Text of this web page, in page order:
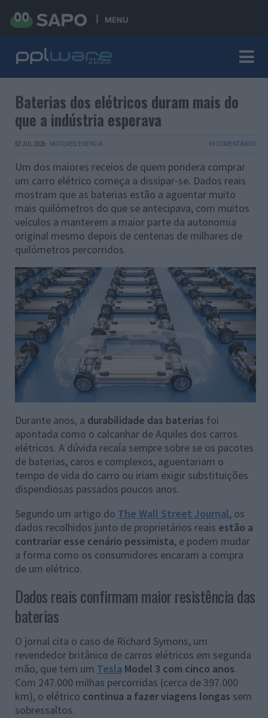
MENU
Baterias dos elétricos duram mais do
que a indústria esperava
07 JUL 2026 · MOTORES/ENERGIA 69 COMENTÁRIOS
Um dos maiores receios de quem pondera comprar
um carro elétrico começa a dissipar-se. Dados reais
mostram que as baterias estão a aguentar muito
mais quilómetros do que se antecipava, com muitos
veículos a manterem a maior parte da autonomia
original mesmo depois de centenas de milhares de
quilómetros percorridos.
Durante anos, a durabilidade das baterias foi
apontada como o calcanhar de Aquiles dos carros
elétricos. A dúvida recaía sempre sobre se os pacotes
de baterias, caros e complexos, aguentariam o
tempo de vida do carro ou iriam exigir substituições
dispendiosas passados poucos anos.
Segundo um artigo do The Wall Street Journal, os
dados recolhidos junto de proprietários reais estão a
contrariar esse cenário pessimista, e podem mudar
a forma como os consumidores encaram a compra
de um elétrico.
Dados reais confirmam maior resistência das
baterias
O jornal cita o caso de Richard Symons, um
revendedor britânico de carros elétricos em segunda
mão, que tem um Tesla Model 3 com cinco anos.
Com 247.000 milhas percorridas (cerca de 397.000
km), o elétrico continua a fazer viagens longas sem
sobressaltos.